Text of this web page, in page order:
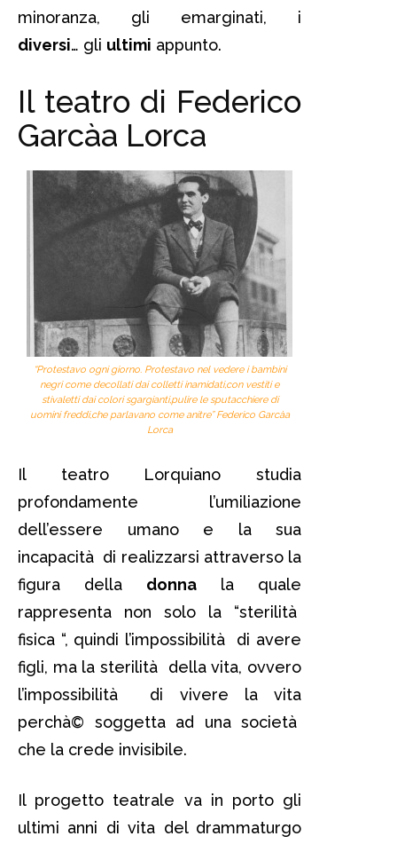
minoranza, gli emarginati, i
diversi… gli ultimi appunto.
Il teatro di Federico
Garcà­a Lorca
“Protestavo ogni giorno. Protestavo nel vedere i bambini
negri come decollati dai colletti inamidati,con vestiti e
stivaletti dai colori sgargianti,pulire le sputacchiere di
uomini freddi,che parlavano come anitre” Federico Garcà­a
Lorca
Il teatro Lorquiano studia
profondamente l’umiliazione
dell’essere umano e la sua
incapacità di realizzarsi attraverso la
figura della donna la quale
rappresenta non solo la “sterilità
fisica “, quindi l’impossibilità di avere
figli, ma la sterilità della vita, ovvero
l’impossibilità di vivere la vita
perchà© soggetta ad una società
che la crede invisibile.
Il progetto teatrale va in porto gli
ultimi anni di vita del drammaturgo